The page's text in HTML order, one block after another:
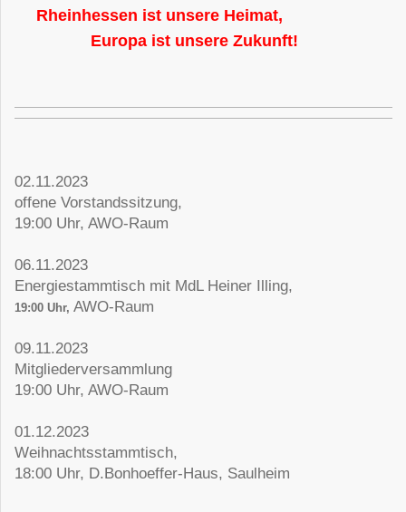
Rheinhessen ist unsere Heimat,
Europa ist unsere Zukunft!
02.11.2023
offene Vorstandssitzung,
19:00 Uhr, AWO-Raum
06.11.2023
Energiestammtisch mit MdL Heiner Illing,
19:00 Uhr, AWO-Raum
09.11.2023
Mitgliederversammlung
19:00 Uhr, AWO-Raum
01.12.2023
Weihnachtsstammtisch,
18:00 Uhr, D.Bonhoeffer-Haus, Saulheim